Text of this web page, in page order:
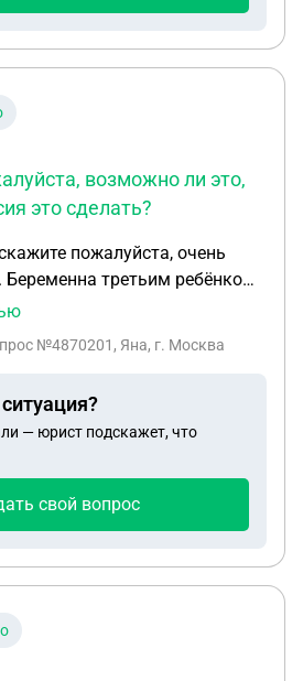
возможно ли это,
это сделать?
пожалуйста, очень
не от бывшего супруга.
уже пол года, человек 9
под
не хочу чтобы он
ребёнка,финансово в
после рождения
лишить меня родительских
угрожал, и даже были
№4870201, Яна, г. Москва
— юрист подскажет, что
свой вопрос